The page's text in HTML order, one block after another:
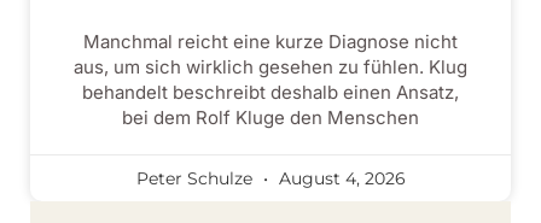
Manchmal reicht eine kurze Diagnose nicht
aus, um sich wirklich gesehen zu fühlen. Klug
behandelt beschreibt deshalb einen Ansatz,
bei dem Rolf Kluge den Menschen
Peter Schulze August 4, 2026